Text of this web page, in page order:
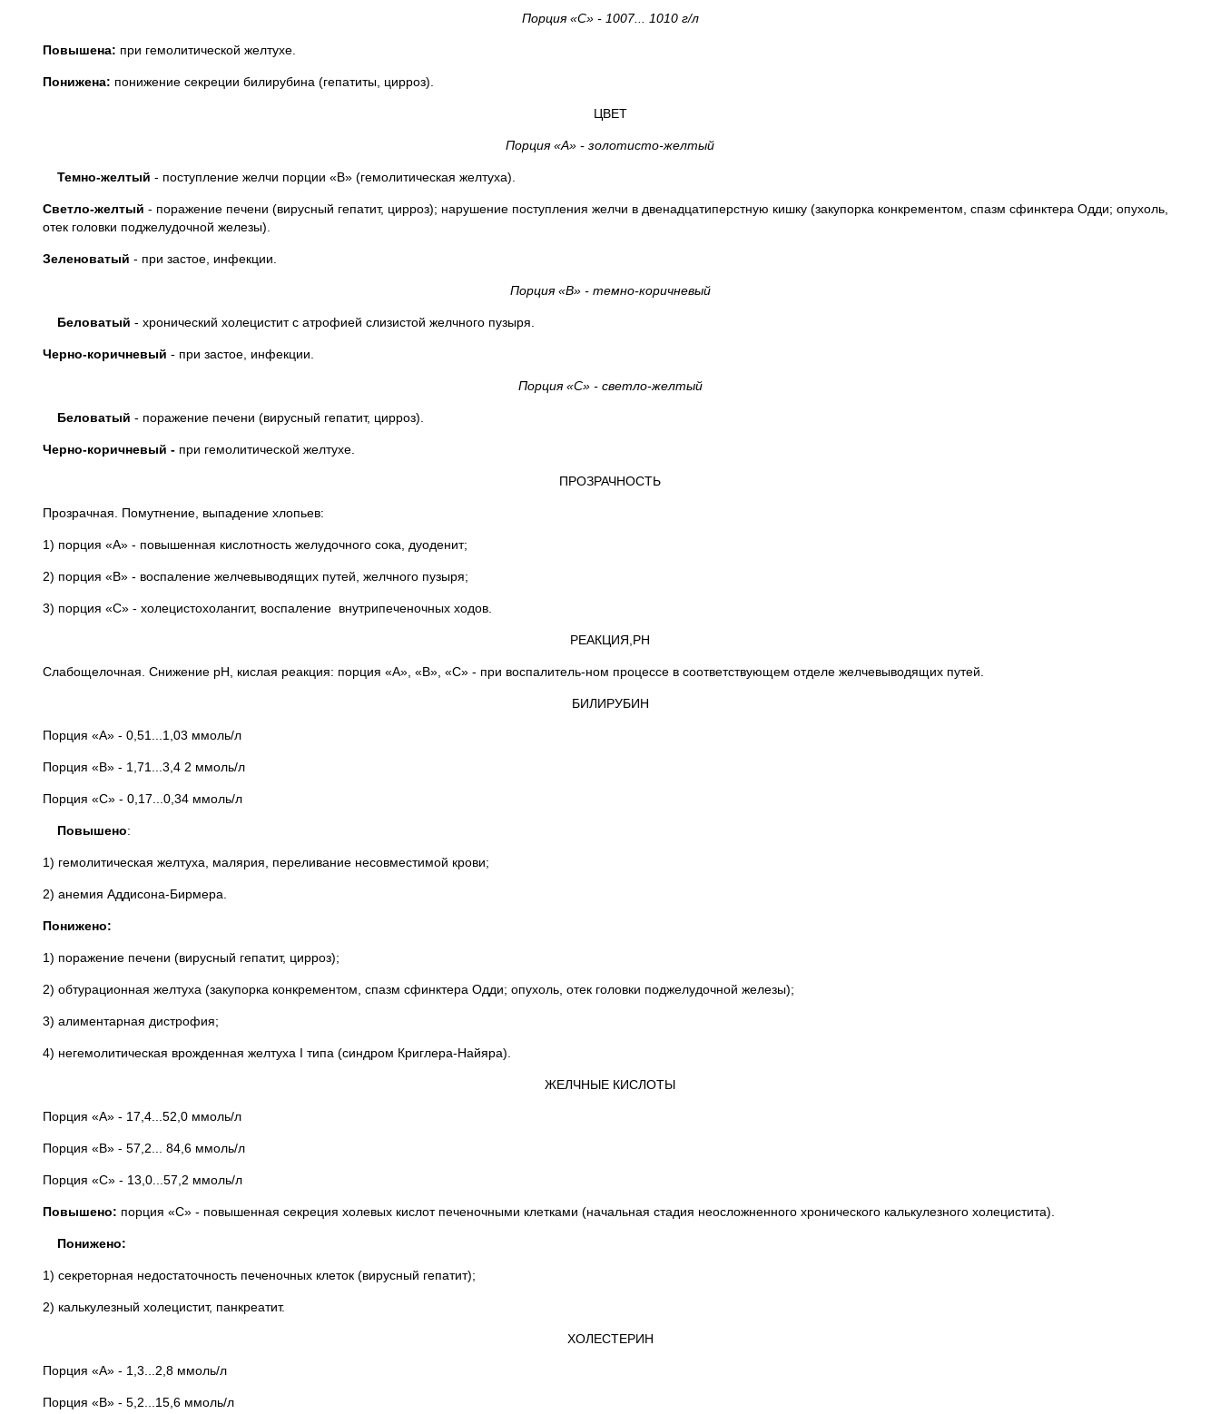
Порция «С» - 1007... 1010 г/л
Повышена: при гемолитической желтухе.
Понижена: понижение секреции билирубина (гепатиты, цирроз).
ЦВЕТ
Порция «А» - золотисто-желтый
Темно-желтый - поступление желчи порции «В» (гемолитическая желтуха).
Светло-желтый - поражение печени (вирусный гепатит, цирроз); нарушение поступления желчи в двенадцатиперстную кишку (закупорка конкрементом, спазм сфинктера Одди; опухоль,
отек головки поджелудочной железы).
Зеленоватый - при застое, инфекции.
Порция «В» - темно-коричневый
Беловатый - хронический холецистит с атрофией слизистой желчного пузыря.
Черно-коричневый - при застое, инфекции.
Порция «С» - светло-желтый
Беловатый - поражение печени (вирусный гепатит, цирроз).
Черно-коричневый - при гемолитической желтухе.
ПРОЗРАЧНОСТЬ
Прозрачная. Помутнение, выпадение хлопьев:
1) порция «А» - повышенная кислотность желудочного сока, дуоденит;
2) порция «В» - воспаление желчевыводящих путей, желчного пузыря;
3) порция «С» - холецистохолангит, воспаление внутрипеченочных ходов.
РЕАКЦИЯ,РН
Слабощелочная. Снижение рН, кислая реакция: порция «А», «В», «С» - при воспалитель-ном процессе в соответствующем отделе желчевыводящих путей.
БИЛИРУБИН
Порция «А» - 0,51...1,03 ммоль/л
Порция «В» - 1,71...3,4 2 ммоль/л
Порция «С» - 0,17...0,34 ммоль/л
Повышено:
1) гемолитическая желтуха, малярия, переливание несовместимой крови;
2) анемия Аддисона-Бирмера.
Понижено:
1) поражение печени (вирусный гепатит, цирроз);
2) обтурационная желтуха (закупорка конкрементом, спазм сфинктера Одди; опухоль, отек головки поджелудочной железы);
3) алиментарная дистрофия;
4) негемолитическая врожденная желтуха I типа (синдром Криглера-Найяра).
ЖЕЛЧНЫЕ КИСЛОТЫ
Порция «А» - 17,4...52,0 ммоль/л
Порция «В» - 57,2... 84,6 ммоль/л
Порция «С» - 13,0...57,2 ммоль/л
Повышено: порция «С» - повышенная секреция холевых кислот печеночными клетками (начальная стадия неосложненного хронического калькулезного холецистита).
Понижено:
1) секреторная недостаточность печеночных клеток (вирусный гепатит);
2) калькулезный холецистит, панкреатит.
ХОЛЕСТЕРИН
Порция «А» - 1,3...2,8 ммоль/л
Порция «В» - 5,2...15,6 ммоль/л